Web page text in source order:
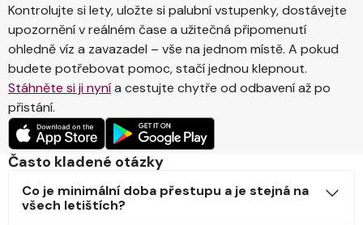
Kontrolujte si lety, uložte si palubní vstupenky, dostávejte
upozornění v reálném čase a užitečná připomenutí
ohledně víz a zavazadel – vše na jednom místě. A pokud
budete potřebovat pomoc, stačí jednou klepnout.
Stáhněte si ji nynía cestujte chytře od odbavení až po
přistání.
Často kladené otázky
Co je minimální doba přestupu a je stejná na
všech letištích?